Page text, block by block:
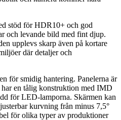
stöd för HDR10+ och god
och levande bild med fint djup.
upplevs skarp även på kortare
där detaljer och
för smidig hantering. Panelerna är
har en tålig konstruktion med IMD
för LED-lamporna. Skärmen kan
kurvning från minus 7,5°
för olika typer av produktioner